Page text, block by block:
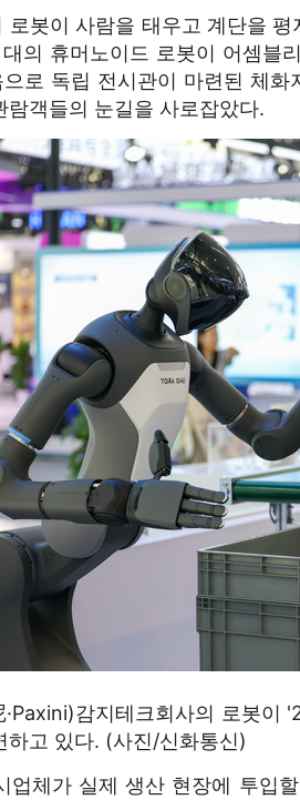
로봇이 사람을 태우고 계단을
의 휴머노이드 로봇이 어셈블
으로 독립 전시관이 마련된 체
람객들의 눈길을 사로잡았다.
감지테크회사의 로봇이
하고 있다. (사진/신화통신)
업체가 실제 생산 현장에 투입